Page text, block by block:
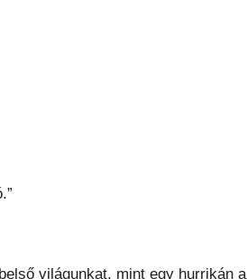
világunkat, mint egy hurrikán a